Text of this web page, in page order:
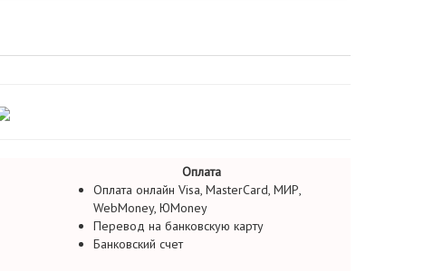
Оплата
Оплата онлайн Visa, MasterCard, МИР,
WebMoney, ЮMoney
Перевод на банковскую карту
Банковский счет